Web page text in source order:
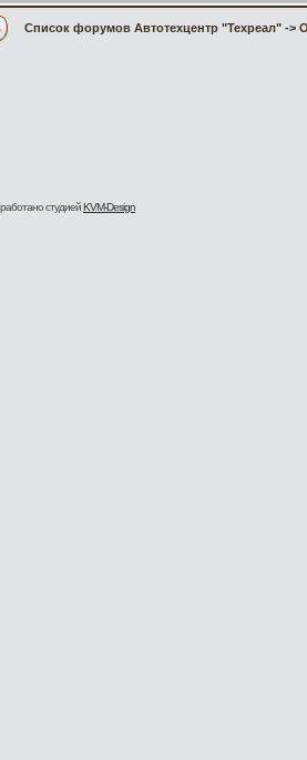
Список форумов Автотехцентр "Техреал" ->
студиейKVM-Design